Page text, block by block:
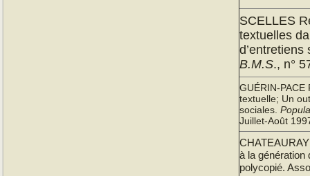
SCELLES
textuelles
B.M.S., n°
GUÉRIN-
textuelle; Un
sociales.
Juillet-Août
à la génération
polycopié.